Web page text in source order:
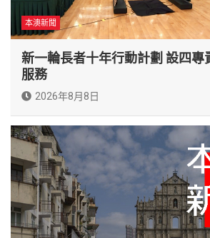
本澳新聞
新一輪長者十年行動計劃 設四專
服務
2026年8月8日